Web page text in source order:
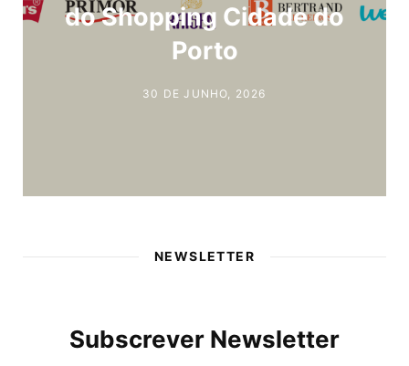
do Shopping Cidade do
Porto
30 DE JUNHO, 2026
NEWSLETTER
Subscrever Newsletter